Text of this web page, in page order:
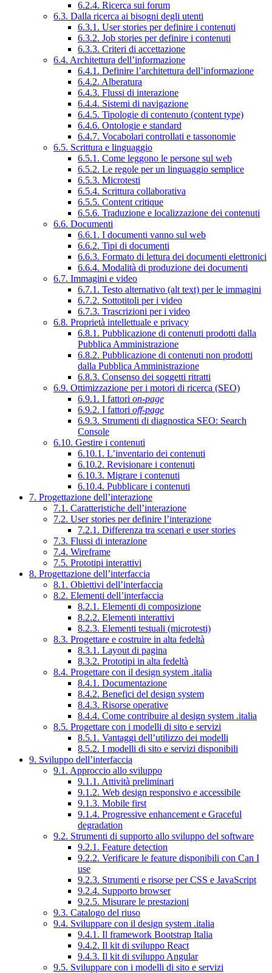
6.2.4. Ricerca sui forum
6.3. Dalla ricerca ai bisogni degli utenti
6.3.1. User stories per definire i contenuti
6.3.2. Job stories per definire i contenuti
6.3.3. Criteri di accettazione
6.4. Architettura dell’informazione
6.4.1. Definire l’architettura dell’informazione
6.4.2. Alberatura
6.4.3. Flussi di interazione
6.4.4. Sistemi di navigazione
6.4.5. Tipologie di contenuto (content type)
6.4.6. Ontologie e standard
6.4.7. Vocabolari controllati e tassonomie
6.5. Scrittura e linguaggio
6.5.1. Come leggono le persone sul web
6.5.2. Le regole per un linguaggio semplice
6.5.3. Microtesti
6.5.4. Scrittura collaborativa
6.5.5. Content critique
6.5.6. Traduzione e localizzazione dei contenuti
6.6. Documenti
6.6.1. I documenti vanno sul web
6.6.2. Tipi di documenti
6.6.3. Formato di lettura dei documenti elettronici
6.6.4. Modalità di produzione dei documenti
6.7. Immagini e video
6.7.1. Testo alternativo (alt text) per le immagini
6.7.2. Sottotitoli per i video
6.7.3. Trascrizioni per i video
6.8. Proprietà intellettuale e privacy
6.8.1. Pubblicazione di contenuti prodotti dalla
Pubblica Amministrazione
6.8.2. Pubblicazione di contenuti non prodotti
dalla Pubblica Amministrazione
6.8.3. Consenso dei soggetti ritratti
6.9. Ottimizzazione per i motori di ricerca (SEO)
6.9.1. I fattori on-page
6.9.2. I fattori off-page
6.9.3. Strumenti di diagnostica SEO: Search
Console
6.10. Gestire i contenuti
6.10.1. L’inventario dei contenuti
6.10.2. Revisionare i contenuti
6.10.3. Migrare i contenuti
6.10.4. Pubblicare i contenuti
7. Progettazione dell’interazione
7.1. Caratteristiche dell’interazione
7.2. User stories per definire l’interazione
7.2.1. Differenza tra scenari e user stories
7.3. Flussi di interazione
7.4. Wireframe
7.5. Prototipi interattivi
8. Progettazione dell’interfaccia
8.1. Obiettivi dell’interfaccia
8.2. Elementi dell’interfaccia
8.2.1. Elementi di composizione
8.2.2. Elementi interattivi
8.2.3. Elementi testuali (microtesti)
8.3. Progettare e costruire in alta fedeltà
8.3.1. Layout di pagina
8.3.2. Prototipi in alta fedeltà
8.4. Progettare con il design system .italia
8.4.1. Documentazione
8.4.2. Benefici del design system
8.4.3. Risorse operative
8.4.4. Come contribuire al design system .italia
8.5. Progettare con i modelli di sito e servizi
8.5.1. Vantaggi dell’utilizzo dei modelli
8.5.2. I modelli di sito e servizi disponibili
9. Sviluppo dell’interfaccia
9.1. Approccio allo sviluppo
9.1.1. Attività preliminari
9.1.2. Web design responsivo e accessibile
9.1.3. Mobile first
9.1.4. Progressive enhancement e Graceful
degradation
9.2. Strumenti di supporto allo sviluppo del software
9.2.1. Feature detection
9.2.2. Verificare le feature disponibili con Can I
use
9.2.3. Strumenti e risorse per CSS e JavaScript
9.2.4. Supporto browser
9.2.5. Misurare le prestazioni
9.3. Catalogo del riuso
9.4. Sviluppare con il design system .italia
9.4.1. Il framework Bootstrap Italia
9.4.2. Il kit di sviluppo React
9.4.3. Il kit di sviluppo Angular
9.5. Sviluppare con i modelli di sito e servizi